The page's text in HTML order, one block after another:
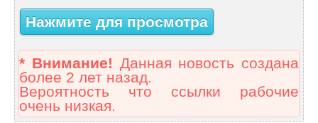
Нажмите для просмотра
* Внимание! Данная новость создана
более 2 лет назад.
Вероятность что ссылки рабочие
очень низкая.